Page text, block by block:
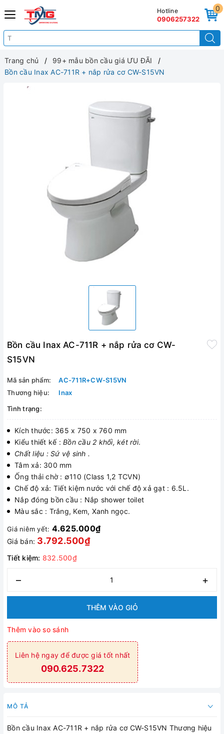
0
Hotline
0906257322
Trang chủ
99+ mẫu bồn cầu giá ƯU ĐÃI
Bồn cầu Inax AC-711R + nắp rửa cơ CW-S15VN
Bồn cầu Inax AC-711R + nắp rửa cơ CW-
S15VN
Mã sản phẩm:
AC-711R+CW-S15VN
Thương hiệu:
Inax
Tình trạng:
Kích thước: 365 x 750 x 760 mm
Kiểu thiết kế : Bồn cầu 2 khối, két rời.
Chất liệu : Sứ vệ sinh .
Tâm xả: 300 mm
Ống thải chờ : ∅110 (Class 1,2 TCVN)
Chế độ xả: Tiết kiệm nước với chế độ xả gạt : 6.5L.
Nắp đóng bồn cầu : Nắp shower toilet
Màu sắc : Trắng, Kem, Xanh ngọc.
Giá niêm yết: 4.625.000₫
Giá bán: 3.792.500₫
Tiết kiệm: 832.500₫
– +
THÊM VÀO GIỎ
Thêm vào so sánh
Liên hệ ngay để được giá tốt nhất
090.625.7322
MÔ TẢ
Bồn cầu Inax AC-711R + nắp rửa cơ CW-S15VN Thương hiệu